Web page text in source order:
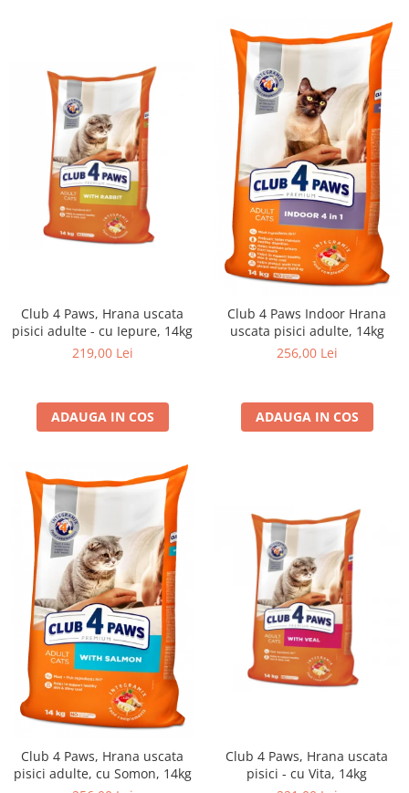
Club 4 Paws, Hrana uscata
pisici adulte - cu Iepure, 14kg
219,00 Lei
ADAUGA IN COS
Club 4 Paws Indoor Hrana
uscata pisici adulte, 14kg
256,00 Lei
ADAUGA IN COS
Club 4 Paws, Hrana uscata
pisici adulte, cu Somon, 14kg
Club 4 Paws, Hrana uscata
pisici - cu Vita, 14kg